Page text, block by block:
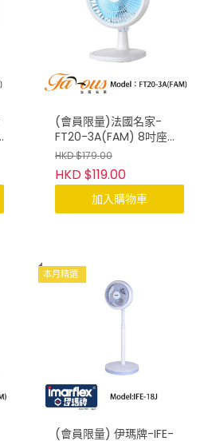
(會員限量)法國名家-
FT20-3A(FAM) 8吋座檯
扇
HKD $179.00
HKD $119.00
加入購物車
本月精選
(會員限量) 伊瑪牌-IFE-